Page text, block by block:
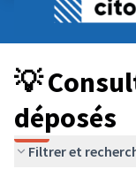
Budget Participatif
💡 Consulter les
💡
déposés
Filtrer et